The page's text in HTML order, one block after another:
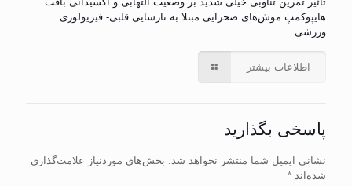
هایپوکمپ موش‌های صحرایی مبتلا به نارسایی قلبی- فیزیولوژی
ورزشی
اطلاعات بیشتر
پاسخی بگذارید
نشانی ایمیل شما منتشر نخواهد شد. بخش‌های موردنیاز علامت‌گذاری
شده‌اند *